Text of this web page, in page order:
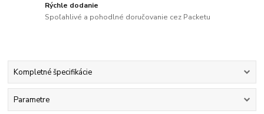
Rýchle dodanie
Spoľahlivé a pohodlné doručovanie cez Packetu
Kompletné špecifikácie
Parametre